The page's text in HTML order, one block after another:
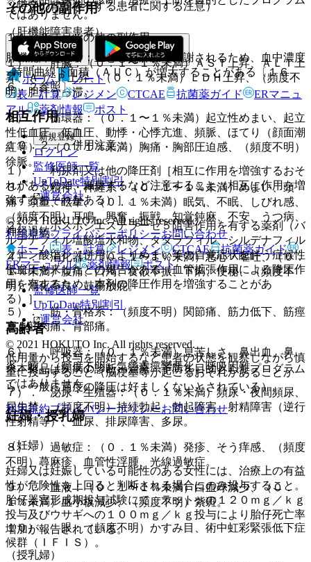
（特定の背景を有する患者に関する注意）
（肝機能障害患者）
肝機能障害患者：主として肝臓で代謝されるため、血中濃度
−時間曲線下面積（ＡＵＣ）が増大することがある〔１６．
６．２参照〕。
相互作用
１０．２． 併用注意：
１）． 利尿剤又は他の降圧剤［相互に作用を増強するおそ
れがあるので、減量するなど注意すること（相互に作用を増
強するおそれがある）］。
２）． ホスホジエステラーゼ５阻害作用を有する薬剤（バ
ルデナフィル塩酸塩水和物、タダラフィル、シルデナフィル
クエン酸塩）［併用によりめまい等の自覚症状を伴う症候性
低血圧を来したとの報告がある（血管拡張作用による降圧作
用を有するため、本剤の降圧作用を増強することがあ
る）］。
高齢者
低用量から投与を開始するなど患者の状態を観察しながら慎
重に投与すること（脳梗塞等が起こるおそれがあることか
ら、一般に過度の降圧は好ましくないとされている）。
妊婦・授乳婦
（妊婦）
妊婦又は妊娠している可能性のある女性には、治療上の有益
性が危険性を上回ると判断される場合にのみ投与すること。
胎仔器官形成期投与試験にて、ラットへの１２０ｍｇ／ｋｇ
投与及びウサギへの１００ｍｇ／ｋｇ投与により胎仔死亡率
増加が報告されている。
（授乳婦）
その他の副作用
１１．２． その他の副作用
１）． 肝臓：（０．１〜１％未満）ＡＳＴ上昇、ＡＬＴ上
昇、Ａｌ−Ｐ上昇、（０．１％未満）ＬＤＨ上昇、（頻度不
明）胆汁うっ滞。
２）． 循環器：（０．１〜１％未満）起立性めまい、起立
性低血圧、低血圧、動悸・心悸亢進、頻脈、ほてり（顔面潮
紅等）、（０．１％未満）胸痛・胸部圧迫感、（頻度不明）
徐脈。
３）． 精神・神経系：（０．１〜１％未満）めまい、頭
痛・頭重、眩暈、（０．１％未満）眠気、不眠、しびれ感、
（頻度不明）耳鳴、興奮、振戦、知覚鈍麻、不安、うつ病、
神経過敏。
４）． 消化器：（０．１〜１％未満）悪心・嘔吐、（０．
１％未満）腹痛、口渇、食欲不振、下痢、便秘、（頻度不
明）消化不良、鼓腸放屁。
５）． 筋・骨格系：（頻度不明）関節痛、筋力低下、筋痙
直、筋肉痛、背部痛。
６）． 呼吸器：（０．１％未満）息苦しさ、鼻出血、鼻
炎、咳、（頻度不明）気管支痙攣悪化、呼吸困難。
７）． 泌尿・生殖器：（０．１％未満）頻尿・夜間頻尿、
尿失禁、（頻度不明）持続勃起、勃起障害、射精障害（逆行
性射精等）、血尿、排尿障害、多尿。
８）． 過敏症：（０．１％未満）発疹、そう痒感、（頻度
不明）蕁麻疹、血管性浮腫、光線過敏症。
９）． 血液：（０．１〜１％未満）白血球減少、（０．
１％未満）血小板減少、（頻度不明）紫斑。
１０）． 眼：（頻度不明）かすみ目、術中虹彩緊張低下症
候群（ＩＦＩＳ）。
ではありません。
ホーム
ノート
表・計算
レジメン CTCAE 抗菌薬ガイド
ERマニュ
アル
薬剤情報 ポスト
新規登録
ログイン
監修医師一覧
UpToDate特別割引
運営会社
© 2021 HOKUTO Inc. All rights reserved.
利用規約プライバシーポリシーお問い合わせ
ホーム
表・計算 レジメン CTCAE
抗菌薬ガイド
ERマニュアル
薬剤情報 ポスト
監修医師一覧
UpToDate特別割引
運営会社
© 2021 HOKUTO Inc. All rights reserved.
※本製品は疾病の診断・治療・予防を目的としたプログラム
ではありません。
利用規約プライバシーポリシーお問い合わせ